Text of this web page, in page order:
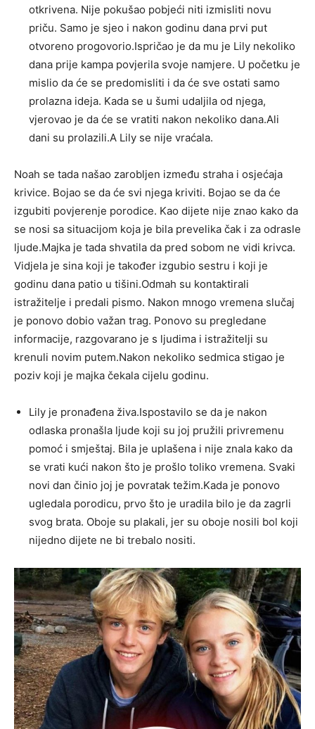
otkrivena. Nije pokušao pobjeći niti izmisliti novu
priču. Samo je sjeo i nakon godinu dana prvi put
otvoreno progovorio.Ispričao je da mu je Lily nekoliko
dana prije kampa povjerila svoje namjere. U početku je
mislio da će se predomisliti i da će sve ostati samo
prolazna ideja. Kada se u šumi udaljila od njega,
vjerovao je da će se vratiti nakon nekoliko dana.Ali
dani su prolazili.A Lily se nije vraćala.
Noah se tada našao zarobljen između straha i osjećaja
krivice. Bojao se da će svi njega kriviti. Bojao se da će
izgubiti povjerenje porodice. Kao dijete nije znao kako da
se nosi sa situacijom koja je bila prevelika čak i za odrasle
ljude.Majka je tada shvatila da pred sobom ne vidi krivca.
Vidjela je sina koji je također izgubio sestru i koji je
godinu dana patio u tišini.Odmah su kontaktirali
istražitelje i predali pismo. Nakon mnogo vremena slučaj
je ponovo dobio važan trag. Ponovo su pregledane
informacije, razgovarano je s ljudima i istražitelji su
krenuli novim putem.Nakon nekoliko sedmica stigao je
poziv koji je majka čekala cijelu godinu.
Lily je pronađena živa.Ispostavilo se da je nakon
odlaska pronašla ljude koji su joj pružili privremenu
pomoć i smještaj. Bila je uplašena i nije znala kako da
se vrati kući nakon što je prošlo toliko vremena. Svaki
novi dan činio joj je povratak težim.Kada je ponovo
ugledala porodicu, prvo što je uradila bilo je da zagrli
svog brata. Oboje su plakali, jer su oboje nosili bol koji
nijedno dijete ne bi trebalo nositi.